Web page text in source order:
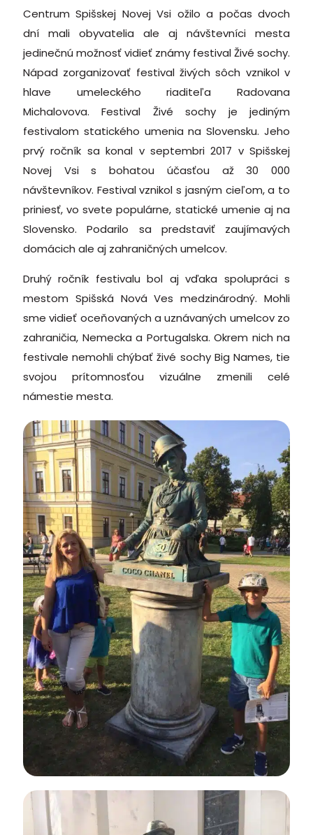
Centrum Spišskej Novej Vsi ožilo a počas dvoch
dní mali obyvatelia ale aj návštevníci mesta
jedinečnú možnosť vidieť známy festival Živé sochy.
Nápad zorganizovať festival živých sôch vznikol v
hlave umeleckého riaditeľa Radovana
Michalovova. Festival Živé sochy je jediným
festivalom statického umenia na Slovensku. Jeho
prvý ročník sa konal v septembri 2017 v Spišskej
Novej Vsi s bohatou účasťou až 30 000
návštevníkov. Festival vznikol s jasným cieľom, a to
priniesť, vo svete populárne, statické umenie aj na
Slovensko. Podarilo sa predstaviť zaujímavých
domácich ale aj zahraničných umelcov.
Druhý ročník festivalu bol aj vďaka spolupráci s
mestom Spišská Nová Ves medzinárodný. Mohli
sme vidieť oceňovaných a uznávaných umelcov zo
zahraničia, Nemecka a Portugalska. Okrem nich na
festivale nemohli chýbať živé sochy Big Names, tie
svojou prítomnosťou vizuálne zmenili celé
námestie mesta.